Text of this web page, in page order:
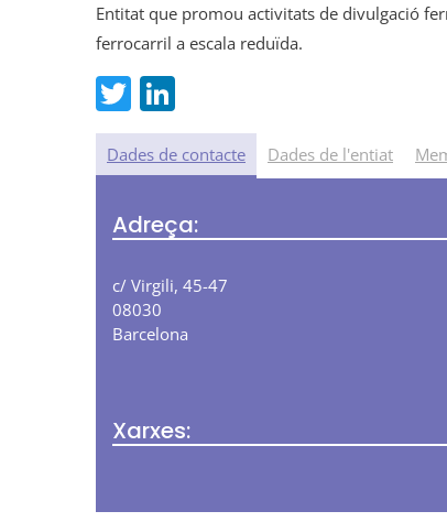
Entitat que promou activitats de divulgació
ferrocarril a escala reduïda.
T
w
itt
n
k
dI
n
Dades de contacte Dades de l'entiat
Adreça:
c/ Virgili, 45-47
08030
Barcelona
Xarxes: